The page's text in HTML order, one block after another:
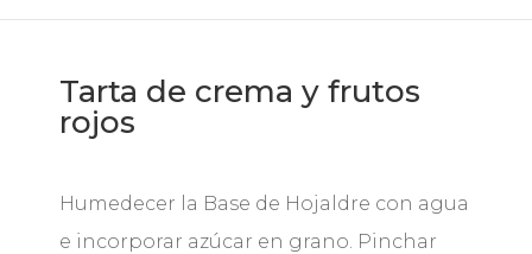
Tarta de crema y frutos
rojos
Humedecer la Base de Hojaldre con agua
e incorporar azúcar en grano. Pinchar